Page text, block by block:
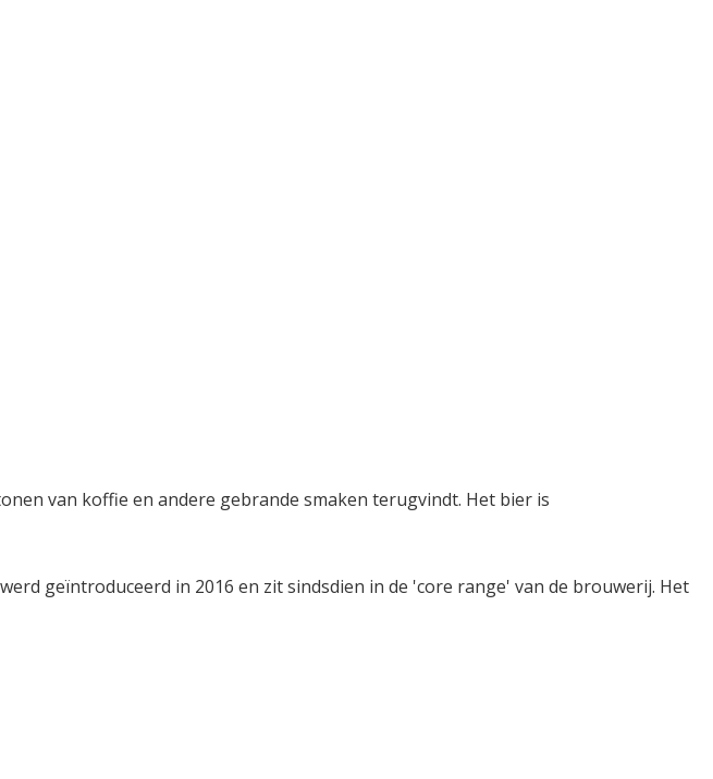
van koffie en andere gebrande smaken terugvindt. Het bier is
geïntroduceerd in 2016 en zit sindsdien in de 'core range' van de brouwerij. Het